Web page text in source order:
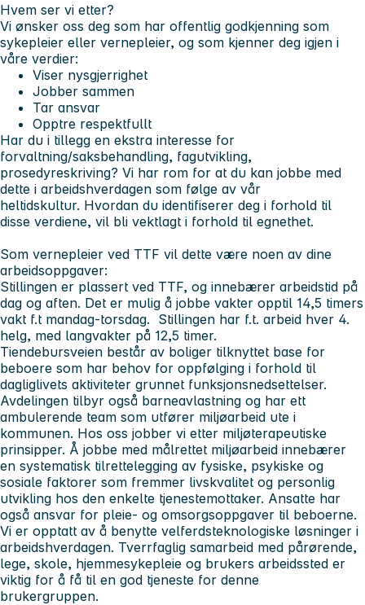
Hvem ser vi etter?
Vi ønsker oss deg som har offentlig godkjenning som
sykepleier eller vernepleier, og som kjenner deg igjen i
våre verdier:
Viser nysgjerrighet
Jobber sammen
Tar ansvar
Opptre respektfullt
Har du i tillegg en ekstra interesse for
forvaltning/saksbehandling, fagutvikling,
prosedyreskriving? Vi har rom for at du kan jobbe med
dette i arbeidshverdagen som følge av vår
heltidskultur. Hvordan du identifiserer deg i forhold til
disse verdiene, vil bli vektlagt i forhold til egnethet.
Som vernepleier ved TTF vil dette være noen av dine
arbeidsoppgaver:
Stillingen er plassert ved TTF, og innebærer arbeidstid på
dag og aften. Det er mulig å jobbe vakter opptil 14,5 timers
vakt f.t mandag-torsdag. Stillingen har f.t. arbeid hver 4.
helg, med langvakter på 12,5 timer.
Tiendebursveien består av boliger tilknyttet base for
beboere som har behov for oppfølging i forhold til
dagliglivets aktiviteter grunnet funksjonsnedsettelser.
Avdelingen tilbyr også barneavlastning og har ett
ambulerende team som utfører miljøarbeid ute i
kommunen. Hos oss jobber vi etter miljøterapeutiske
prinsipper. Å jobbe med målrettet miljøarbeid innebærer
en systematisk tilrettelegging av fysiske, psykiske og
sosiale faktorer som fremmer livskvalitet og personlig
utvikling hos den enkelte tjenestemottaker. Ansatte har
også ansvar for pleie- og omsorgsoppgaver til beboerne.
Vi er opptatt av å benytte velferdsteknologiske løsninger i
arbeidshverdagen. Tverrfaglig samarbeid med pårørende,
lege, skole, hjemmesykepleie og brukers arbeidssted er
viktig for å få til en god tjeneste for denne
brukergruppen.